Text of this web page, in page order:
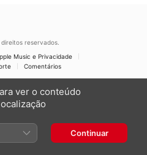
direitos reservados.
Music e Privacidade
Comentários
ver o conteúdo
Continuar